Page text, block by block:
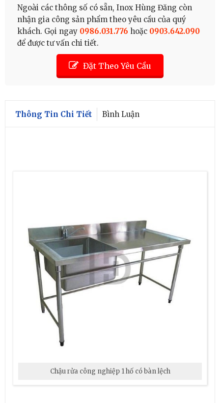
Ngoài các thông số có sẵn, Inox Hùng Đăng còn
nhận gia công sản phẩm theo yêu cầu của quý
khách. Gọi ngay 0986.031.776 hoặc 0903.642.090
để được tư vấn chi tiết.
Đặt Theo Yêu Cầu
Thông Tin Chi Tiết Bình Luận
Chậu rửa công nghiệp 1 hố có bàn lệch